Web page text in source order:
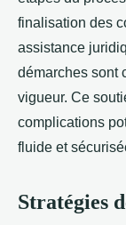
finalisation des
assistance
démarches sont
vigueur. Ce
complications
fluide et
Stratégies